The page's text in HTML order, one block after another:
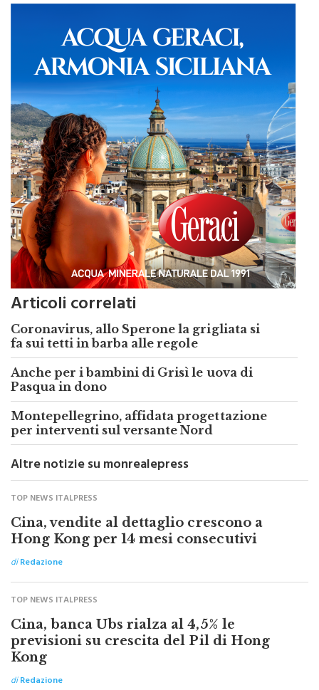
Articoli correlati
Coronavirus, allo Sperone la grigliata si
fa sui tetti in barba alle regole
Anche per i bambini di Grisì le uova di
Pasqua in dono
Montepellegrino, affidata progettazione
per interventi sul versante Nord
Altre notizie su monrealepress
TOP NEWS ITALPRESS
Cina, vendite al dettaglio crescono a
Hong Kong per 14 mesi consecutivi
diRedazione
TOP NEWS ITALPRESS
Cina, banca Ubs rialza al 4,5% le
previsioni su crescita del Pil di Hong
Kong
diRedazione